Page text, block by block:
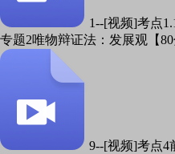
1--[视频]考点
专题2唯物辩证法：发展观【80
9--[视频]考点4